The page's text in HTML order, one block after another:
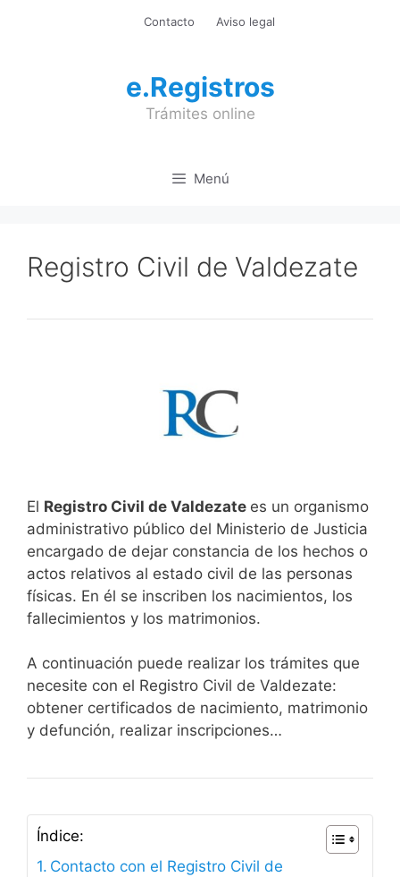
Contacto Aviso legal
e.Registros
Trámites online
Menú
Registro Civil de Valdezate
El Registro Civil de Valdezate es un organismo
administrativo público del Ministerio de Justicia
encargado de dejar constancia de los hechos o
actos relativos al estado civil de las personas
físicas. En él se inscriben los nacimientos, los
fallecimientos y los matrimonios.
A continuación puede realizar los trámites que
necesite con el Registro Civil de Valdezate:
obtener certificados de nacimiento, matrimonio
y defunción, realizar inscripciones…
Índice:
Contacto con el Registro Civil de